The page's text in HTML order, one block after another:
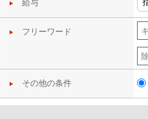
給与
フリーワード
その他の条件